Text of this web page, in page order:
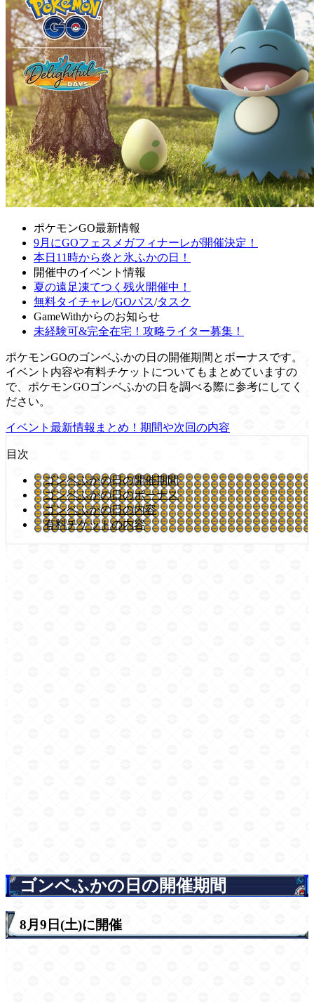
ポケモンGO最新情報
9月にGOフェスメガフィナーレが開催決定！
本日11時から炎と氷ふかの日！
開催中のイベント情報
夏の遠足凍てつく残火開催中！
無料タイチャレ/GOパス/タスク
GameWithからのお知らせ
未経験可&完全在宅！攻略ライター募集！
ポケモンGOのゴンベふかの日の開催期間とボーナスです。
イベント内容や有料チケットについてもまとめていますの
で、ポケモンGOゴンベふかの日を調べる際に参考にしてく
ださい。
イベント最新情報まとめ！期間や次回の内容
目次
ゴンベふかの日の開催期間
ゴンベふかの日のボーナス
ゴンベふかの日の内容
有料チケットの内容
ゴンベふかの日の開催期間
8月9日(土)に開催